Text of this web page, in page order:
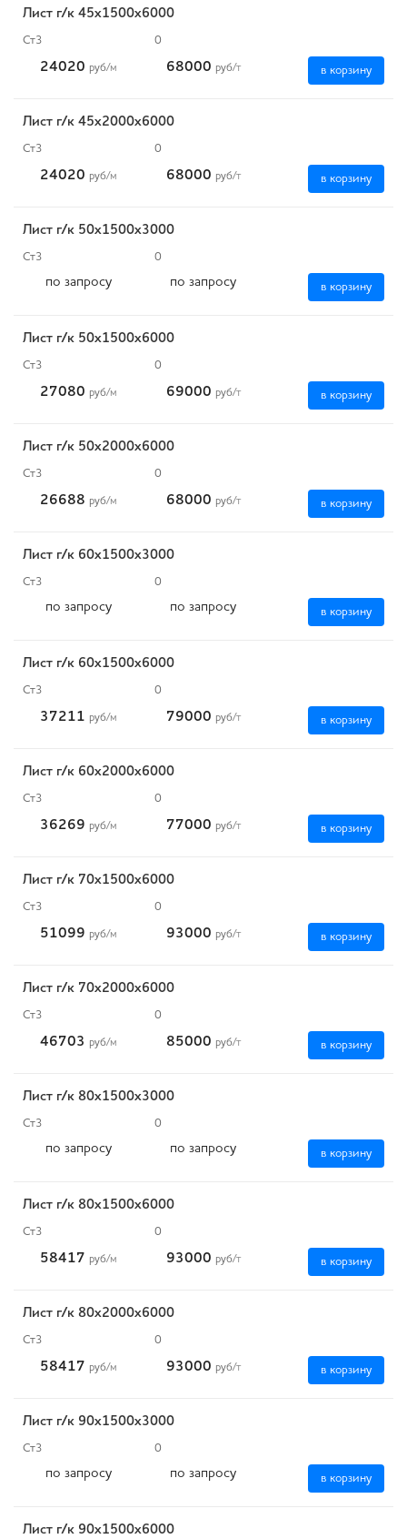
Лист г/к 45х1500х6000
Ст3 0
24020 руб/м 68000 руб/т в корзину
Лист г/к 45х2000х6000
Ст3 0
24020 руб/м 68000 руб/т в корзину
Лист г/к 50х1500х3000
Ст3 0
по запросу по запросу в корзину
Лист г/к 50х1500х6000
Ст3 0
27080 руб/м 69000 руб/т в корзину
Лист г/к 50х2000х6000
Ст3 0
26688 руб/м 68000 руб/т в корзину
Лист г/к 60х1500х3000
Ст3 0
по запросу по запросу в корзину
Лист г/к 60х1500х6000
Ст3 0
37211 руб/м 79000 руб/т в корзину
Лист г/к 60х2000х6000
Ст3 0
36269 руб/м 77000 руб/т в корзину
Лист г/к 70х1500х6000
Ст3 0
51099 руб/м 93000 руб/т в корзину
Лист г/к 70х2000х6000
Ст3 0
46703 руб/м 85000 руб/т в корзину
Лист г/к 80х1500х3000
Ст3 0
по запросу по запросу в корзину
Лист г/к 80х1500х6000
Ст3 0
58417 руб/м 93000 руб/т в корзину
Лист г/к 80х2000х6000
Ст3 0
58417 руб/м 93000 руб/т в корзину
Лист г/к 90х1500х3000
Ст3 0
по запросу по запросу в корзину
Лист г/к 90х1500х6000